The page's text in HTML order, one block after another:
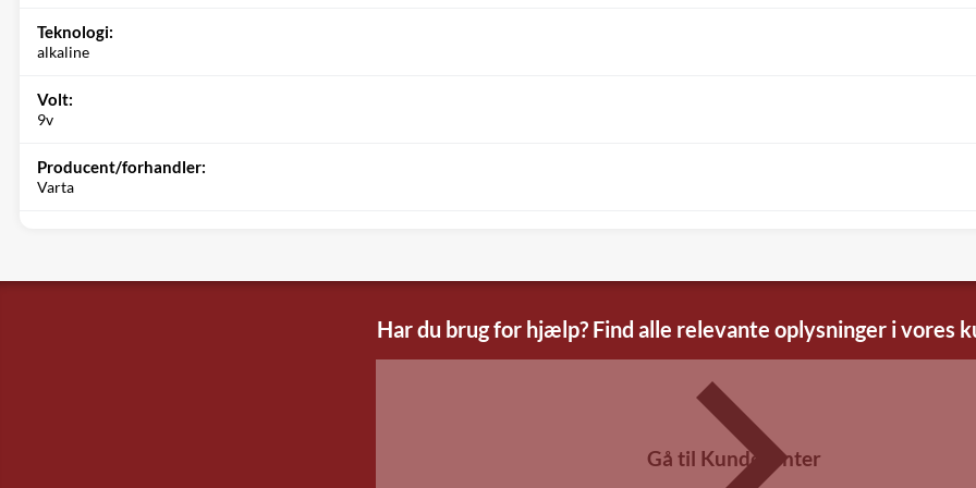
Teknologi:
alkaline
Volt:
9v
Producent/forhandler:
Varta
Har du brug for hjælp? Find alle relevante oplysninger i vores
Gå til Kundecenter